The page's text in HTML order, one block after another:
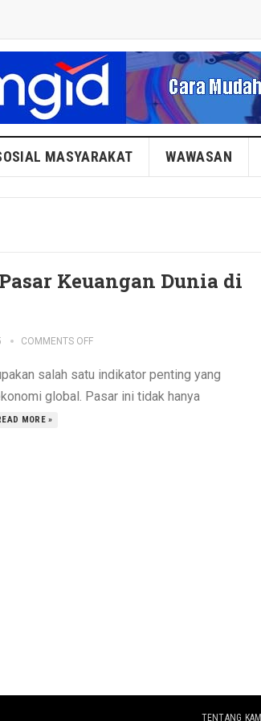
MASYARAKAT WAWASAN
Keuangan Dunia di
COMMENTS OFF
salah satu indikator penting yang
global. Pasar ini tidak hanya
MORE »
TENTANG KAMI